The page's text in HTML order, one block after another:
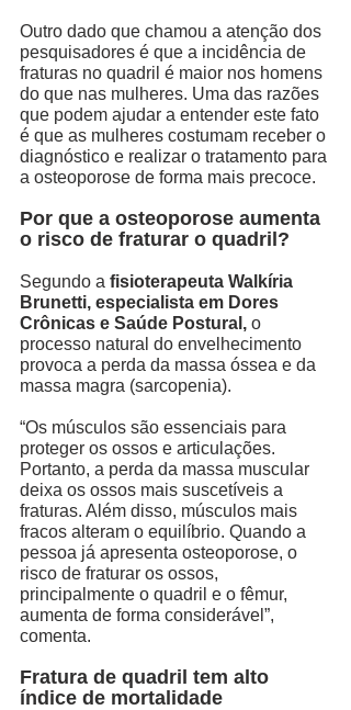
Outro dado que chamou a atenção dos
pesquisadores é que a incidência de
fraturas no quadril é maior nos homens
do que nas mulheres. Uma das razões
que podem ajudar a entender este fato
é que as mulheres costumam receber o
diagnóstico e realizar o tratamento para
a osteoporose de forma mais precoce.
Por que a osteoporose aumenta
o risco de fraturar o quadril?
Segundo a fisioterapeuta Walkíria
Brunetti, especialista em Dores
Crônicas e Saúde Postural, o
processo natural do envelhecimento
provoca a perda da massa óssea e da
massa magra (sarcopenia).
“Os músculos são essenciais para
proteger os ossos e articulações.
Portanto, a perda da massa muscular
deixa os ossos mais suscetíveis a
fraturas. Além disso, músculos mais
fracos alteram o equilíbrio. Quando a
pessoa já apresenta osteoporose, o
risco de fraturar os ossos,
principalmente o quadril e o fêmur,
aumenta de forma considerável”,
comenta.
Fratura de quadril tem alto
índice de mortalidade